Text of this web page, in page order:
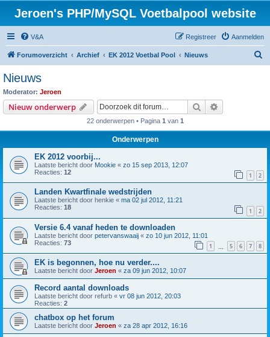
Jeroen's PHP/MySQL Voetbalpool website
V&A Aanmelden
Registreer
Forumoverzicht Archief EK 2012 Voetbal Pool Nieuws
Nieuws
Moderator: Jeroen
Nieuw onderwerp Zoek
22 onderwerpen • Pagina 1 van 1
Onderwerpen
EK 2012 voorbij...
Laatste bericht door Mookie « zo 15 sep 2013, 12:07
Reacties: 12 1 2
Landen Kwartfinale wedstrijden
Laatste bericht door henkie « ma 02 jul 2012, 11:21
Reacties: 18 1 2
Versie 6.4 vanaf heden te downloaden
Laatste bericht door petervanswaaij « zo 10 jun 2012, 11:01
Reacties: 73 1 5 6 7 8
EK is begonnen, hoe nu verder....
Laatste bericht door Jeroen « za 09 jun 2012, 10:07
Record aantal downloads
Laatste bericht door refurb « vr 08 jun 2012, 20:03
Reacties: 2
chatbox op het forum
Laatste bericht door Jeroen « za 28 apr 2012, 16:16